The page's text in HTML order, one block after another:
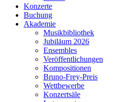
Konzerte
Buchung
Akademie
Musikbibliothek
Jubiläum 2026
Ensembles
Veröffentlichungen
Kompositionen
Bruno-Frey-Preis
Wettbewerbe
Konzertsäle